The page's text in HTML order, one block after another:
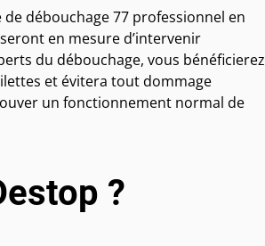
débouchage 77 professionnel en
en mesure d’intervenir
du débouchage, vous bénéficierez
et évitera tout dommage
un fonctionnement normal de
?